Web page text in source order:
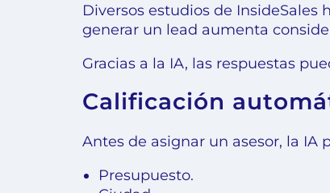
Diversos estudios de
generar un lead aumenta
Gracias a la IA, las respuestas
Calificación
Antes de asignar un asesor, la
Presupuesto.